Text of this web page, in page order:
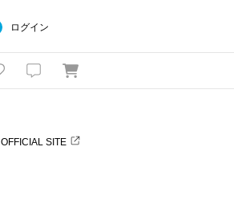
ログイン
OFFICIAL SITE